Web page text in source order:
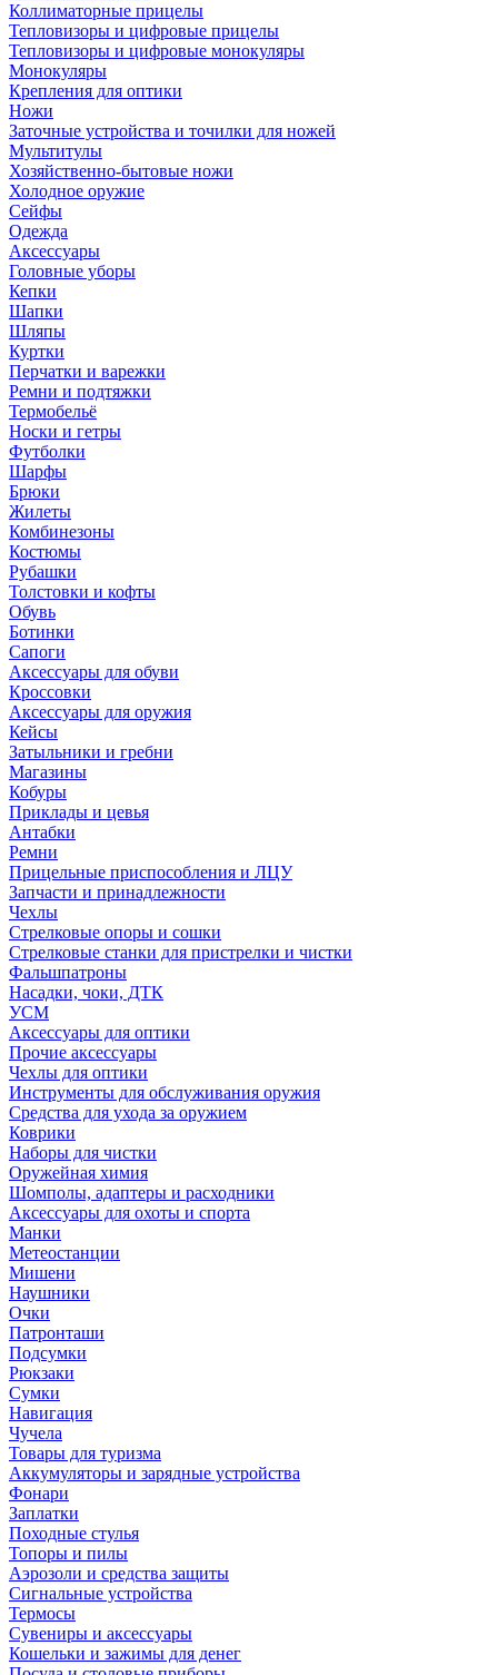
Коллиматорные прицелы
Тепловизоры и цифровые прицелы
Тепловизоры и цифровые монокуляры
Монокуляры
Крепления для оптики
Ножи
Заточные устройства и точилки для ножей
Мультитулы
Хозяйственно-бытовые ножи
Холодное оружие
Сейфы
Одежда
Аксессуары
Головные уборы
Кепки
Шапки
Шляпы
Куртки
Перчатки и варежки
Ремни и подтяжки
Термобельё
Носки и гетры
Футболки
Шарфы
Брюки
Жилеты
Комбинезоны
Костюмы
Рубашки
Толстовки и кофты
Обувь
Ботинки
Сапоги
Аксессуары для обуви
Кроссовки
Аксессуары для оружия
Кейсы
Затыльники и гребни
Магазины
Кобуры
Приклады и цевья
Антабки
Ремни
Прицельные приспособления и ЛЦУ
Запчасти и принадлежности
Чехлы
Стрелковые опоры и сошки
Стрелковые станки для пристрелки и чистки
Фальшпатроны
Насадки, чоки, ДТК
УСМ
Аксессуары для оптики
Прочие аксессуары
Чехлы для оптики
Инструменты для обслуживания оружия
Средства для ухода за оружием
Коврики
Наборы для чистки
Оружейная химия
Шомполы, адаптеры и расходники
Аксессуары для охоты и спорта
Манки
Метеостанции
Мишени
Наушники
Очки
Патронташи
Подсумки
Рюкзаки
Сумки
Навигация
Чучела
Товары для туризма
Аккумуляторы и зарядные устройства
Фонари
Заплатки
Походные стулья
Топоры и пилы
Аэрозоли и средства защиты
Сигнальные устройства
Термосы
Сувениры и аксессуары
Кошельки и зажимы для денег